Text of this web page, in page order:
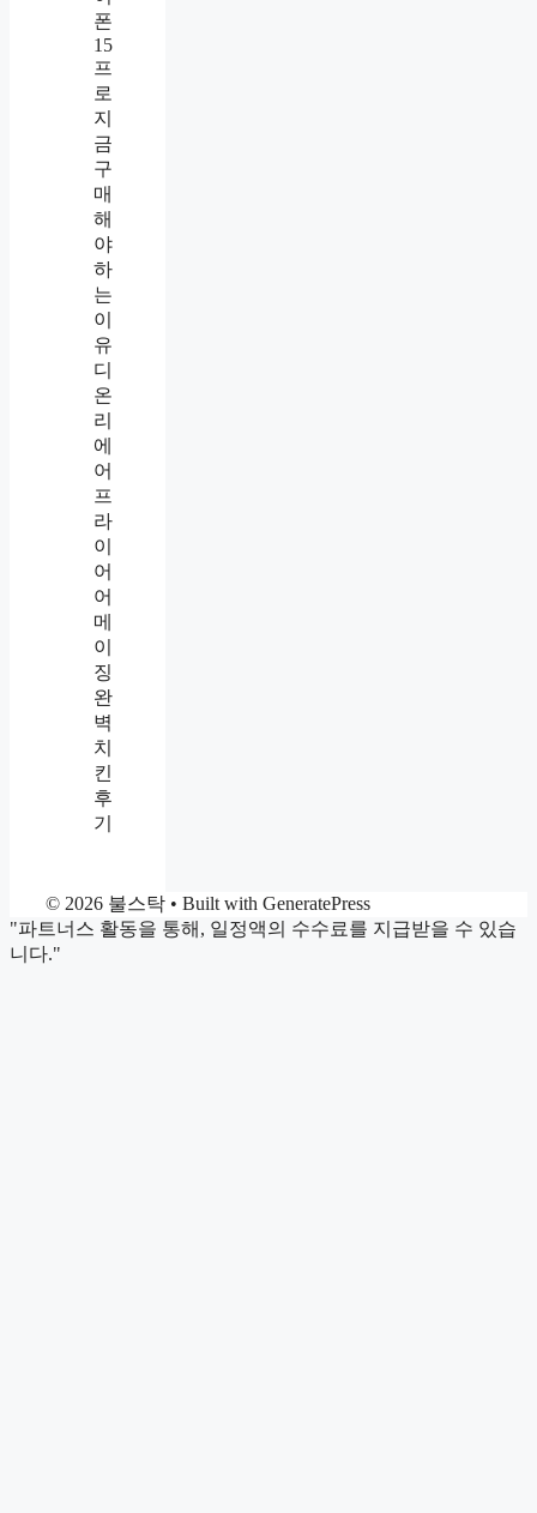
폰
15
프
로
지
금
구
매
해
야
하
는
이
유
디
온
리
에
어
프
라
이
어
어
메
이
징
완
벽
치
킨
후
기
© 2026 불스탁 • Built with GeneratePress
"파트너스 활동을 통해, 일정액의 수수료를 지급받을 수 있습
니다."